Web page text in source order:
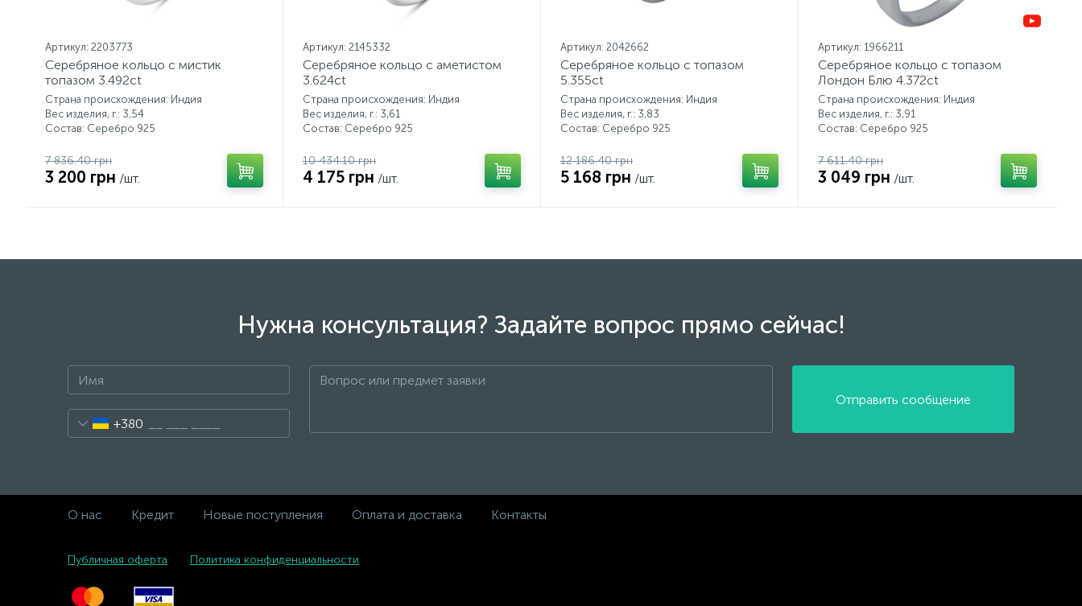
Артикул: 2203773
Серебряное кольцо с мистик
топазом 3.492ct
Страна происхождения: Индия
Вес изделия, г.: 3,54
Состав: Серебро 925
7 836.40 грн
3 200 грн /шт.
Артикул: 2145332
Серебряное кольцо с аметистом
3.624ct
Страна происхождения: Индия
Вес изделия, г.: 3,61
Состав: Серебро 925
10 434.10 грн
4 175 грн /шт.
Артикул: 2042662
Серебряное кольцо с топазом
5.355ct
Страна происхождения: Индия
Вес изделия, г.: 3,83
Состав: Серебро 925
12 186.40 грн
5 168 грн /шт.
Артикул: 1966211
Серебряное кольцо с топазом
Лондон Блю 4.372ct
Страна происхождения: Индия
Вес изделия, г.: 3,91
Состав: Серебро 925
7 611.40 грн
3 049 грн /шт.
Нужна консультация? Задайте вопрос прямо сейчас!
+380
Отправить сообщение
О нас Кредит Новые поступления Оплата и доставка Контакты
Публичная оферта Политика конфиденциальности